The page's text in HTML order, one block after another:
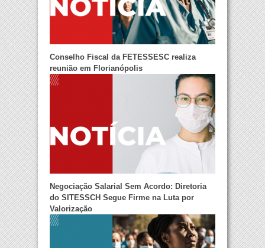
Conselho Fiscal da FETESSESC realiza
reunião em Florianópolis
Negociação Salarial Sem Acordo: Diretoria
do SITESSCH Segue Firme na Luta por
Valorização